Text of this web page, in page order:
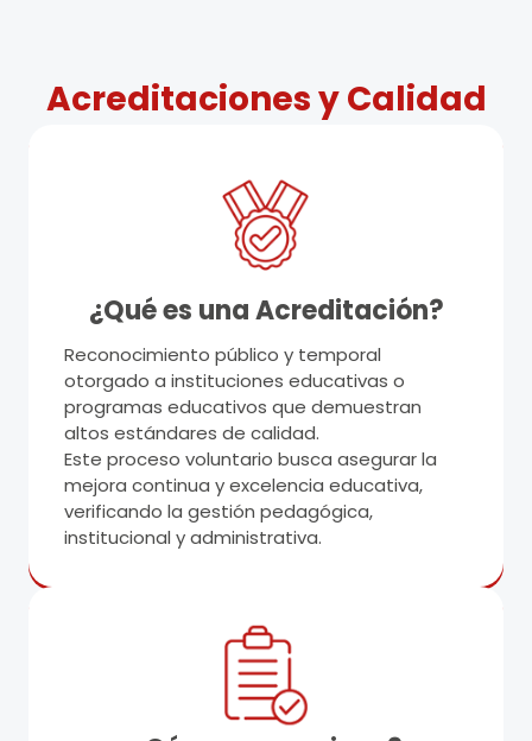
Acreditaciones y Calidad
¿Qué es una Acreditación?​
Reconocimiento público y temporal
otorgado a instituciones educativas o
programas educativos que demuestran
altos estándares de calidad.
Este proceso voluntario busca asegurar la
mejora continua y excelencia educativa,
verificando la gestión pedagógica,
institucional y administrativa.